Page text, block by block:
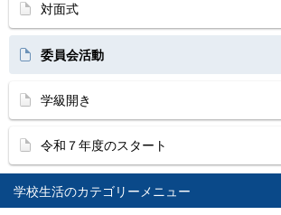
学校生活
対面式
委員会活動
学級開き
令和７年度のスタート